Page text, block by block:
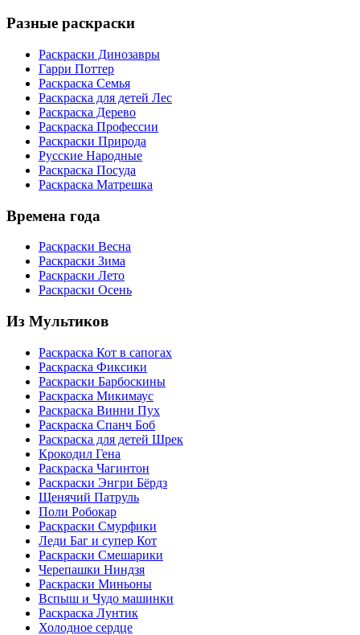
Разные раскраски
Раскраски Динозавры
Гарри Поттер
Раскраска Семья
Раскраска для детей Лес
Раскраска Дерево
Раскраска Профессии
Раскраски Природа
Русские Народные
Раскраска Посуда
Раскраска Матрешка
Времена года
Раскраски Весна
Раскраски Зима
Раскраски Лето
Раскраски Осень
Из Мультиков
Раскраска Кот в сапогах
Раскраска Фиксики
Раскраски Барбоскины
Раскраска Микимаус
Раскраска Винни Пух
Раскраска Спанч Боб
Раскраска для детей Шрек
Крокодил Гена
Раскраска Чагинтон
Раскраски Энгри Бёрдз
Щенячий Патруль
Поли Робокар
Раскраски Смурфики
Леди Баг и супер Кот
Раскраски Смешарики
Черепашки Ниндзя
Раскраски Миньоны
Вспыш и Чудо машинки
Раскраска Лунтик
Холодное сердце